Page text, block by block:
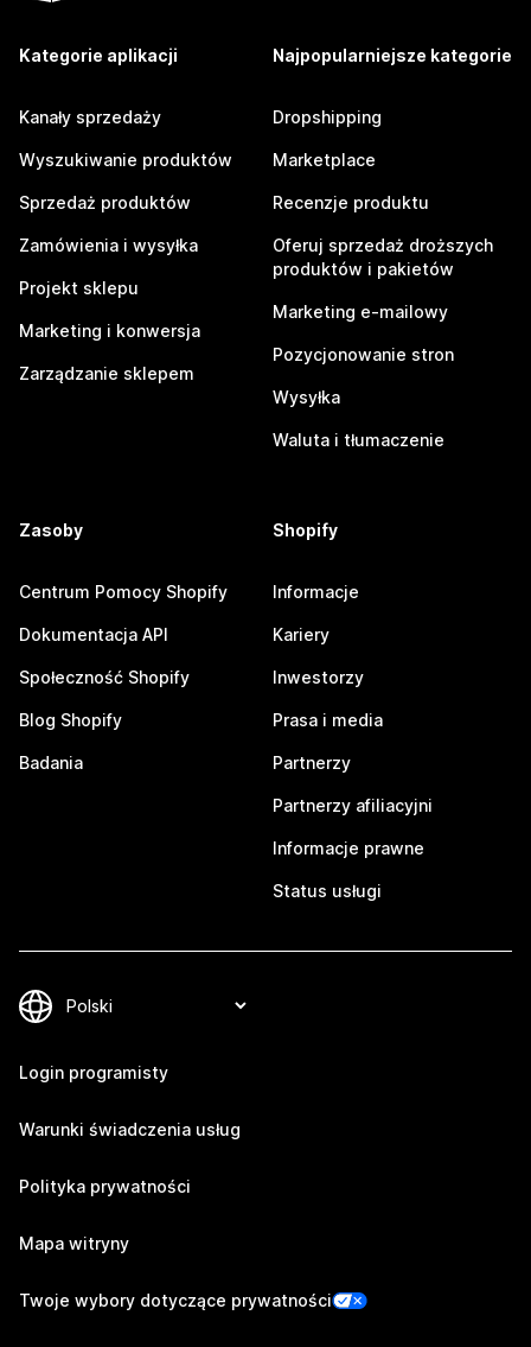
Kategorie aplikacji
Kanały sprzedaży
Wyszukiwanie produktów
Sprzedaż produktów
Zamówienia i wysyłka
Projekt sklepu
Marketing i konwersja
Zarządzanie sklepem
Najpopularniejsze kategorie
Dropshipping
Marketplace
Recenzje produktu
Oferuj sprzedaż droższych
produktów i pakietów
Marketing e-mailowy
Pozycjonowanie stron
Wysyłka
Waluta i tłumaczenie
Zasoby
Centrum Pomocy Shopify
Dokumentacja API
Społeczność Shopify
Blog Shopify
Badania
Shopify
Informacje
Kariery
Inwestorzy
Prasa i media
Partnerzy
Partnerzy afiliacyjni
Informacje prawne
Status usługi
Login programisty
Warunki świadczenia usług
Polityka prywatności
Mapa witryny
Twoje wybory dotyczące prywatności